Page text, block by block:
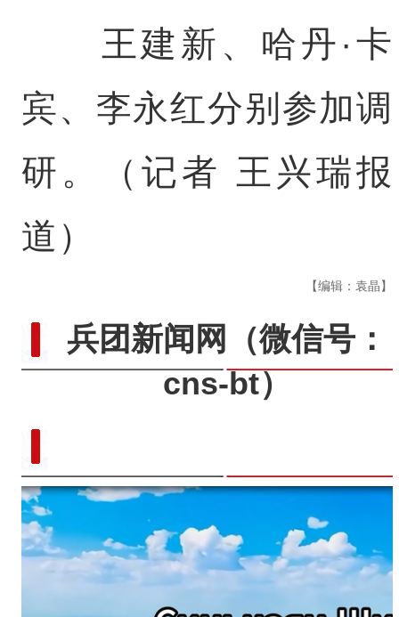
王建新、哈丹·卡
宾、李永红分别参加调
研。（记者 王兴瑞报
道）
【编辑：袁晶】
兵团新闻网
（微信号：
cns-bt）